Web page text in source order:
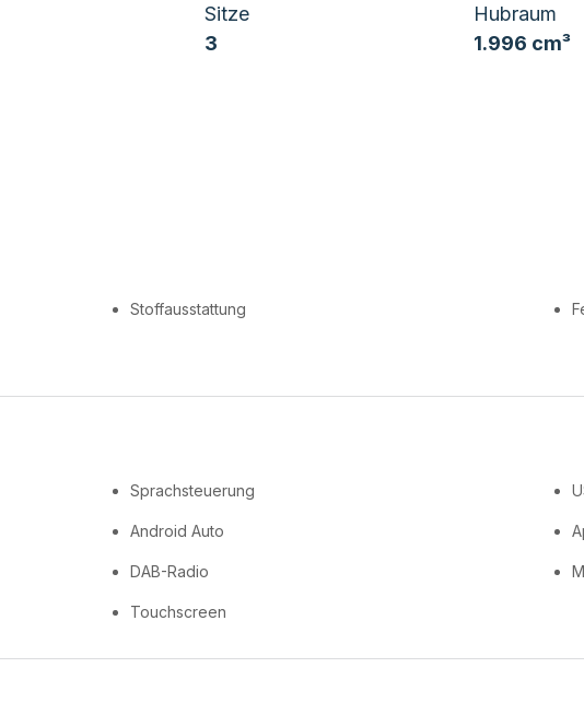
Sitze
3
Hubraum
1.996 cm³
Stoffausstattung
Sprachsteuerung
Android Auto
DAB-Radio
Touchscreen